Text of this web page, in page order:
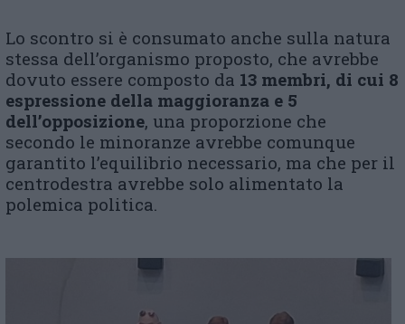
Lo scontro si è consumato anche sulla natura
stessa dell’organismo proposto, che avrebbe
dovuto essere composto da 13 membri, di cui 8
espressione della maggioranza e 5
dell’opposizione, una proporzione che
secondo le minoranze avrebbe comunque
garantito l’equilibrio necessario, ma che per il
centrodestra avrebbe solo alimentato la
polemica politica.